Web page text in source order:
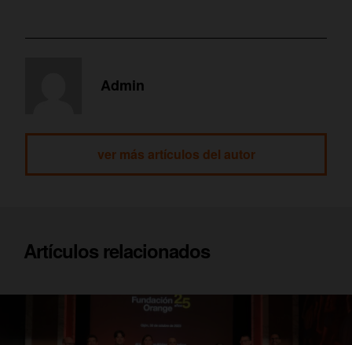
Admin
ver más artículos del autor
Artículos relacionados